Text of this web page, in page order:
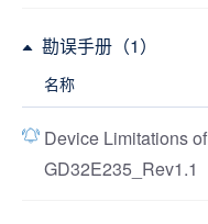
勘误手册（1）
名称
Device Limitations of
GD32E235_Rev1.1